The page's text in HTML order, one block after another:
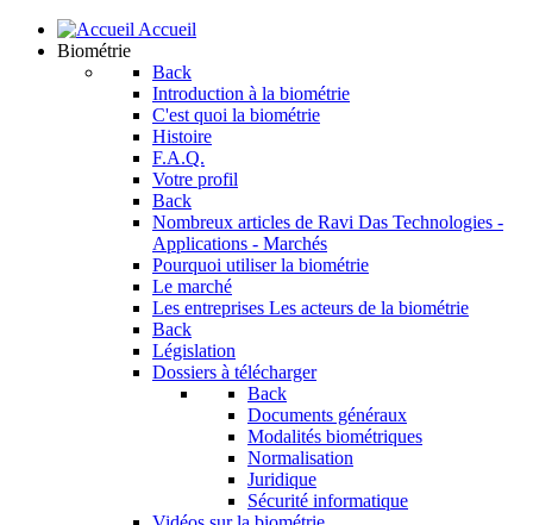
Accueil
Biométrie
Back
Introduction à la biométrie
C'est quoi la biométrie
Histoire
F.A.Q.
Votre profil
Back
Nombreux articles de Ravi Das Technologies -
Applications - Marchés
Pourquoi utiliser la biométrie
Le marché
Les entreprises Les acteurs de la biométrie
Back
Législation
Dossiers à télécharger
Back
Documents généraux
Modalités biométriques
Normalisation
Juridique
Sécurité informatique